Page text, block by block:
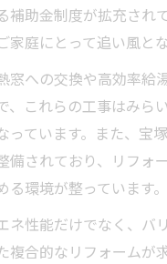
補助金制度が拡充され
家庭にとって追い風と
窓への交換や高効率給
、これらの工事はみら
っています。また、宝
備されており、リフォ
る環境が整っています。
ネ性能だけでなく、バ
複合的なリフォームが